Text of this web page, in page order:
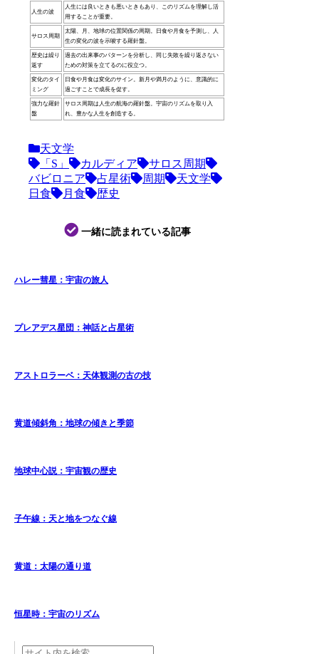
人生の波
人生には良いときも悪いときもあり、このリズムを理解し活
用することが重要。
サロス周期
太陽、月、地球の位置関係の周期。日食や月食を予測し、人
生の変化の波を示唆する羅針盤。
歴史は繰り
返す
過去の出来事のパターンを分析し、同じ失敗を繰り返さない
ための対策を立てるのに役立つ。
変化のタイ
ミング
日食や月食は変化のサイン。新月や満月のように、意識的に
過ごすことで成長を促す。
強力な羅針
盤
サロス周期は人生の航海の羅針盤。宇宙のリズムを取り入
れ、豊かな人生を創造する。
天文学
「S」
カルディア
サロス周期
バビロニア
占星術 周期
天文学
日食
月食 歴史
一緒に読まれている記事
ハレー彗星：宇宙の旅人
プレアデス星団：神話と占星術
アストロラーベ：天体観測の古の技
黄道傾斜角：地球の傾きと季節
地球中心説：宇宙観の歴史
子午線：天と地をつなぐ線
黄道：太陽の通り道
恒星時：宇宙のリズム